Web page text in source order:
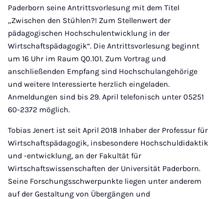
Paderborn seine Antrittsvorlesung mit dem Titel
„Zwischen den Stühlen?! Zum Stellenwert der
pädagogischen Hochschulentwicklung in der
Wirtschaftspädagogik“. Die Antrittsvorlesung beginnt
um 16 Uhr im Raum Q0.101. Zum Vortrag und
anschließenden Empfang sind Hochschulangehörige
und weitere Interessierte herzlich eingeladen.
Anmeldungen sind bis 29. April telefonisch unter 05251
60-2372 möglich.
Tobias Jenert ist seit April 2018 Inhaber der Professur für
Wirtschaftspädagogik, insbesondere Hochschuldidaktik
und -entwicklung, an der Fakultät für
Wirtschaftswissenschaften der Universität Paderborn.
Seine Forschungsschwerpunkte liegen unter anderem
auf der Gestaltung von Übergängen und